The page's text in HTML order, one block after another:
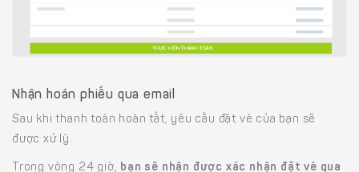
Nhận hoán phiếu qua email
Sau khi thanh toán hoàn tất, yêu cầu đặt vé của bạn sẽ
được xử lý.
Trong vòng 24 giờ, bạn sẽ nhận được xác nhận đặt vé qua